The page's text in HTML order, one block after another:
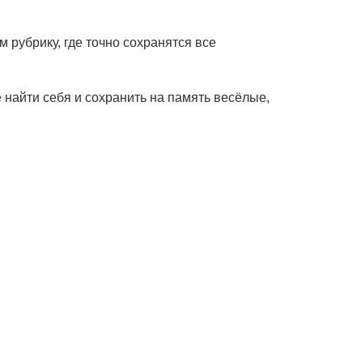
где точно сохранятся все
себя и сохранить на память весёлые,